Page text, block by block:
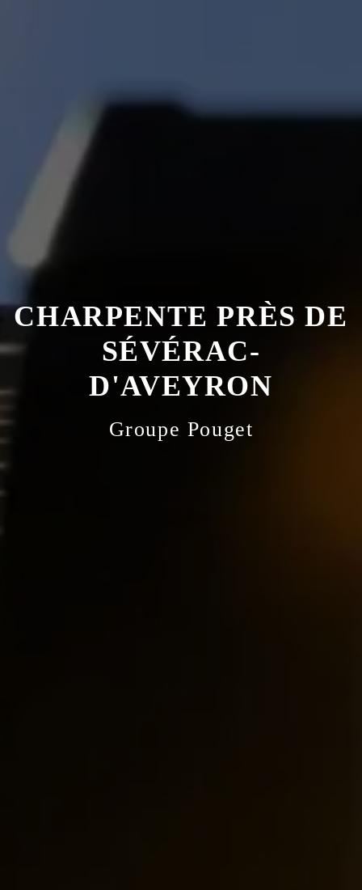
CHARPENTE PRÈS DE
SÉVÉRAC-
D'AVEYRON
Groupe Pouget